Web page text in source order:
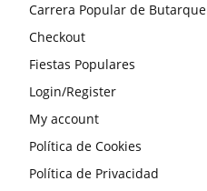
Carrera Popular de Butarque
Checkout
Fiestas Populares
Login/Register
My account
Política de Cookies
Política de Privacidad